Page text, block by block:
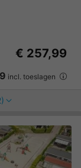
€ 257,99
incl. toeslagen